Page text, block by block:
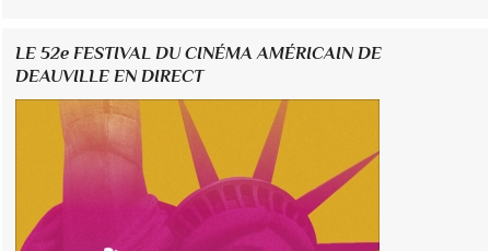
LE 52e FESTIVAL DU CINÉMA AMÉRICAIN DE
DEAUVILLE EN DIRECT